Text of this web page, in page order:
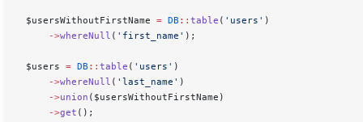
$usersWithoutFirstName = DB :: table ( 'users' )
    ->
whereNull ( 'first_name' );
$users = DB :: table ( 'users' )
    ->
whereNull ( 'last_name' )
    ->
union ( $usersWithoutFirstName )
    ->
get ();